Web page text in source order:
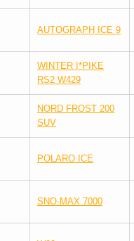
AUTOGRAPH ICE 9
WINTER I*PIKE
RS2 W429
NORD FROST 200
SUV
POLARO ICE
SNO-MAX 7000